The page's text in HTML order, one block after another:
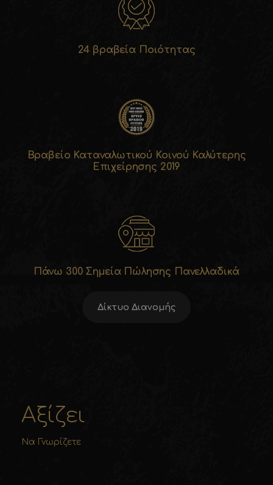
24 βραβεία Ποιότητας
Βραβείο Καταναλωτικού Κοινού Καλύτερης
Επιχείρησης 2019
Πάνω 300 Σημεία Πώλησης Πανελλαδικά
Δίκτυο Διανομής
Αξίζει
Να Γνωρίζετε